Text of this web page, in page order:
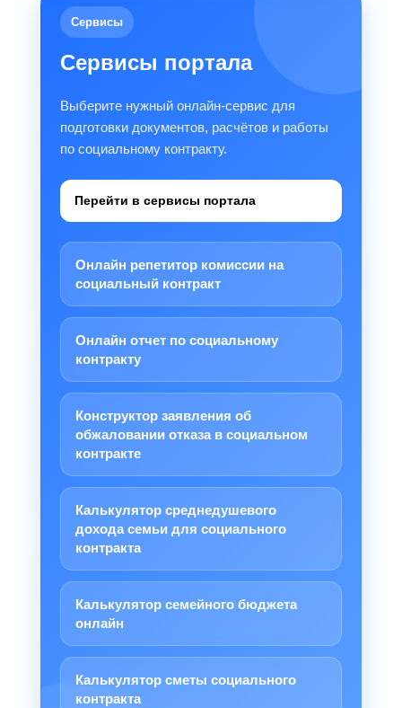
Сервисы
Сервисы портала
Выберите нужный онлайн-сервис для
подготовки документов, расчётов и работы
по социальному контракту.
Перейти в сервисы портала
Онлайн репетитор комиссии на
социальный контракт
Онлайн отчет по социальному
контракту
Конструктор заявления об
обжаловании отказа в социальном
контракте
Калькулятор среднедушевого
дохода семьи для социального
контракта
Калькулятор семейного бюджета
онлайн
Калькулятор сметы социального
контракта